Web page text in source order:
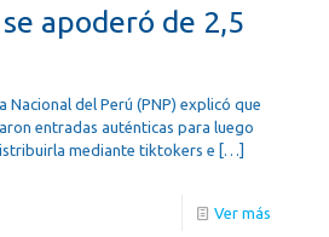
apoderó de 2,5
Nacional del Perú (PNP) explicó que
entradas auténticas para luego
mediante tiktokers e […]
Ver más